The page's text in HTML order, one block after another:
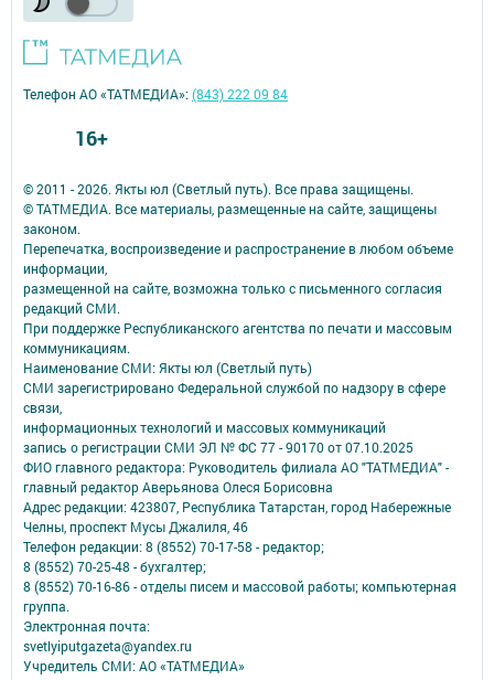
© 2011 - 2026. Якты юл (Светлый путь). Все права защищены.
© ТАТМЕДИА. Все материалы, размещенные на сайте, защищены
законом.
Перепечатка, воспроизведение и распространение в любом объеме
информации,
размещенной на сайте, возможна только с письменного согласия
редакций СМИ.
При поддержке Республиканского агентства по печати и массовым
коммуникациям.
Наименование СМИ: Якты юл (Светлый путь)
СМИ зарегистрировано Федеральной службой по надзору в сфере
связи,
информационных технологий и массовых коммуникаций
запись о регистрации СМИ ЭЛ № ФС 77 - 90170 от 07.10.2025
ФИО главного редактора: Руководитель филиала АО "ТАТМЕДИА" -
главный редактор Аверьянова Олеся Борисовна
Адрес редакции: 423807, Республика Татарстан, город Набережные
Челны, проспект Мусы Джалиля, 46
Телефон редакции: 8 (8552) 70-17-58 - редактор;
8 (8552) 70-25-48 - бухгалтер;
8 (8552) 70-16-86 - отделы писем и массовой работы; компьютерная
группа.
Электронная почта:
svetlyiputgazeta@yandex.ru
Учредитель СМИ: АО «ТАТМЕДИА»
Телефон АО «ТАТМЕДИА»:(843) 222 09 84
16+